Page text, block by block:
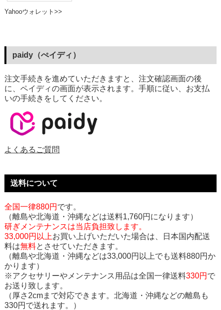
Yahooウォレット>>
paidy（ぺイディ）
注文手続きを進めていただきますと、注文確認画面の後
に、ペイディの画面が表示されます。手順に従い、お支払
いの手続きをしてください。
よくあるご質問
送料について
全国一律880円 です。
（離島や北海道・沖縄などは送料1,760円になります）
研ぎメンテナンスは当店負担致します。
33,000円以上お買い上げいただいた場合は、日本国内配送
料は無料とさせていただきます。
（離島や北海道・沖縄などは33,000円以上でも送料880円か
かります）
※アクセサリーやメンテナンス用品は全国一律送料330円 で
お送り致します。
（厚さ2cmまで対応できます。北海道・沖縄などの離島も
330円で送れます。）